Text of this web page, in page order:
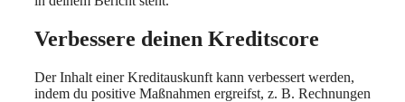
Verbessere deinen Kreditscore
Der Inhalt einer Kreditauskunft kann verbessert werden,
indem du positive Maßnahmen ergreifst, z. B. Rechnungen